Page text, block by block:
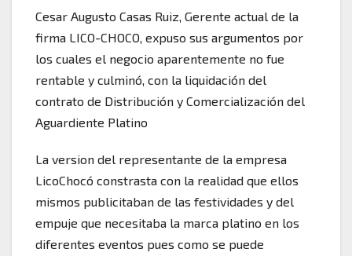
Cesar Augusto Casas Ruiz, Gerente actual de la
firma LICO-CHOCO, expuso sus argumentos por
los cuales el negocio aparentemente no fue
rentable y culminó, con la liquidación del
contrato de Distribución y Comercialización del
Aguardiente Platino
La version del representante de la empresa
LicoChocó constrasta con la realidad que ellos
mismos publicitaban de las festividades y del
empuje que necesitaba la marca platino en los
diferentes eventos pues como se puede